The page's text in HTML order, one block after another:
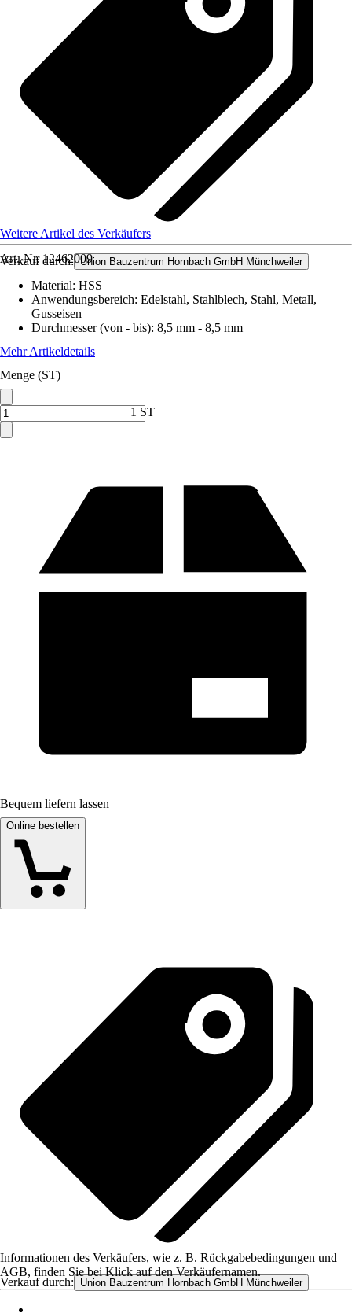
Verkauf durch: Union Bauzentrum Hornbach GmbH Münchweiler
Weitere Artikel des Verkäufers
Art.-Nr. 12462009
Material: HSS
Anwendungsbereich: Edelstahl, Stahlblech, Stahl, Metall,
Gusseisen
Durchmesser (von - bis): 8,5 mm - 8,5 mm
Mehr Artikeldetails
Menge (ST)
1 ST
Bequem liefern lassen
Online bestellen
Verkauf durch: Union Bauzentrum Hornbach GmbH Münchweiler
Informationen des Verkäufers, wie z. B. Rückgabebedingungen und
AGB, finden Sie bei Klick auf den Verkäufernamen.